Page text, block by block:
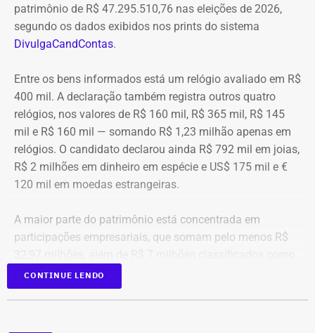
patrimônio de R$ 47.295.510,76 nas eleições de 2026,
segundo os dados exibidos nos prints do sistema
DivulgaCandContas.
Entre os bens informados está um relógio avaliado em R$
400 mil. A declaração também registra outros quatro
relógios, nos valores de R$ 160 mil, R$ 365 mil, R$ 145
mil e R$ 160 mil — somando R$ 1,23 milhão apenas em
relógios. O candidato declarou ainda R$ 792 mil em joias,
R$ 2 milhões em dinheiro em espécie e US$ 175 mil e €
120 mil em moedas estrangeiras.
A maior parte do patrimônio está concentrada em
participações empresariais, que somam pelo menos R$
“valores de diversos créditos”. Também aparecem na
relação imóveis, incluindo uma cobertura declarada por
CONTINUE LENDO